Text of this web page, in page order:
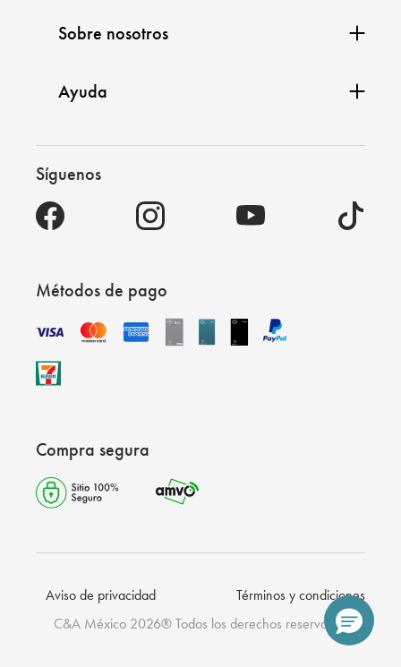
Sobre nosotros
Ayuda
Síguenos
Métodos de pago
Compra segura
Aviso de privacidad
Términos y condiciones
C&A México 2026® Todos los derechos reservados